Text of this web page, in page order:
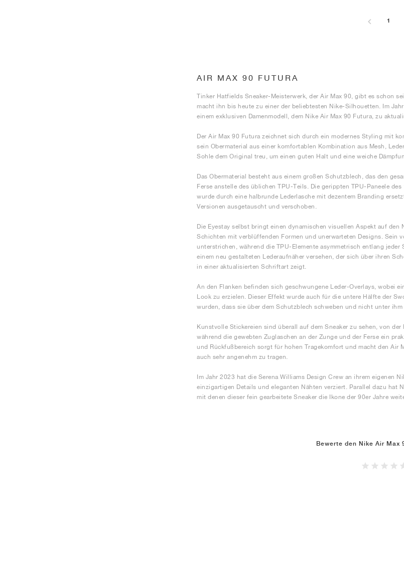
1
AIR MAX 90 FUTURA
Tinker Hatfields Sneaker-Meisterwerk, der Air Max 90, gibt es schon
macht ihn bis heute zu einer der beliebtesten Nike-Silhouetten. Im
einem exklusiven Damenmodell, dem Nike Air Max 90 Futura, zu
Der Air Max 90 Futura zeichnet sich durch ein modernes Styling mit
sein Obermaterial aus einer komfortablen Kombination aus Mesh,
Sohle dem Original treu, um einen guten Halt und eine weiche
Das Obermaterial besteht aus einem großen Schutzblech, das den
Ferse anstelle des üblichen TPU-Teils. Die gerippten TPU-Paneele
wurde durch eine halbrunde Lederlasche mit dezentem Branding
Versionen ausgetauscht und verschoben.
Die Eyestay selbst bringt einen dynamischen visuellen Aspekt auf
Schichten mit verblüffenden Formen und unerwarteten Designs. Sein
unterstrichen, während die TPU-Elemente asymmetrisch entlang
einem neu gestalteten Lederaufnäher versehen, der sich über ihren
in einer aktualisierten Schriftart zeigt.
An den Flanken befinden sich geschwungene Leder-Overlays, wobei
Look zu erzielen. Dieser Effekt wurde auch für die untere Hälfte der
wurden, dass sie über dem Schutzblech schweben und nicht unter ihm
Kunstvolle Stickereien sind überall auf dem Sneaker zu sehen, von
während die gewebten Zuglaschen an der Zunge und der Ferse ein
und Rückfußbereich sorgt für hohen Tragekomfort und macht den Air
auch sehr angenehm zu tragen.
Im Jahr 2023 hat die Serena Williams Design Crew an ihrem eigenen
einzigartigen Details und eleganten Nähten verziert. Parallel dazu hat
mit denen dieser fein gearbeitete Sneaker die Ikone der 90er Jahre
Bewerte den Nike Air Max